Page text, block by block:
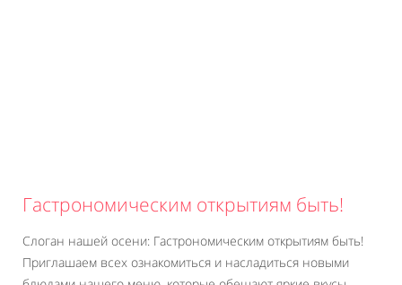
Гастрономическим открытиям быть!
Слоган нашей осени: Гастрономическим открытиям быть!
Приглашаем всех ознакомиться и насладиться новыми